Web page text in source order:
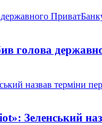
голова
Зеленський